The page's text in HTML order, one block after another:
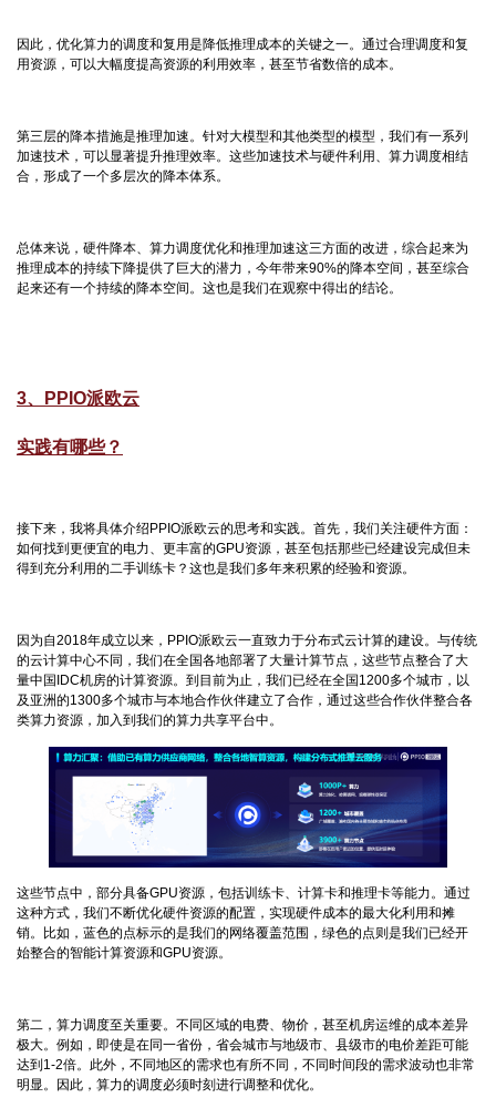
因此，优化算力的调度和复用是降低推理成本的关键之一。通过合理调度和复
用资源，可以大幅度提高资源的利用效率，甚至节省数倍的成本。
第三层的降本措施是推理加速。针对大模型和其他类型的模型，我们有一系列
加速技术，可以显著提升推理效率。这些加速技术与硬件利用、算力调度相结
合，形成了一个多层次的降本体系。
总体来说，硬件降本、算力调度优化和推理加速这三方面的改进，综合起来为
推理成本的持续下降提供了巨大的潜力，今年带来90%的降本空间，甚至综合
起来还有一个持续的降本空间。这也是我们在观察中得出的结论。
3、PPIO派欧云
实践有哪些？
接下来，我将具体介绍PPIO派欧云的思考和实践。首先，我们关注硬件方面：
如何找到更便宜的电力、更丰富的GPU资源，甚至包括那些已经建设完成但未
得到充分利用的二手训练卡？这也是我们多年来积累的经验和资源。
因为自2018年成立以来，PPIO派欧云一直致力于分布式云计算的建设。与传统
的云计算中心不同，我们在全国各地部署了大量计算节点，这些节点整合了大
量中国IDC机房的计算资源。到目前为止，我们已经在全国1200多个城市，以
及亚洲的1300多个城市与本地合作伙伴建立了合作，通过这些合作伙伴整合各
类算力资源，加入到我们的算力共享平台中。
这些节点中，部分具备GPU资源，包括训练卡、计算卡和推理卡等能力。通过
这种方式，我们不断优化硬件资源的配置，实现硬件成本的最大化利用和摊
销。比如，蓝色的点标示的是我们的网络覆盖范围，绿色的点则是我们已经开
始整合的智能计算资源和GPU资源。
第二，算力调度至关重要。不同区域的电费、物价，甚至机房运维的成本差异
极大。例如，即使是在同一省份，省会城市与地级市、县级市的电价差距可能
达到1-2倍。此外，不同地区的需求也有所不同，不同时间段的需求波动也非常
明显。因此，算力的调度必须时刻进行调整和优化。